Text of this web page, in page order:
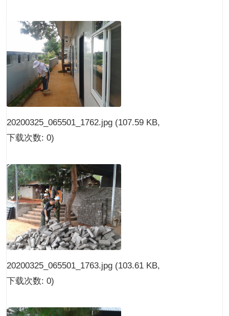
20200325_065501_1762.jpg (107.59 KB,
下载次数: 0)
20200325_065501_1763.jpg (103.61 KB,
下载次数: 0)